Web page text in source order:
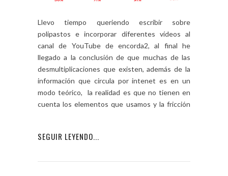
Llevo tiempo queriendo escribir sobre
polipastos e incorporar diferentes vídeos al
canal de YouTube de encorda2, al final he
llegado a la conclusión de que muchas de las
desmultiplicaciones que existen, además de la
información que circula por intenet es en un
modo teórico, la realidad es que no tienen en
cuenta los elementos que usamos y la fricción
SEGUIR LEYENDO...